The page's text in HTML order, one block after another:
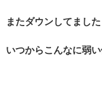
またダウンしてました
いつからこんなに弱